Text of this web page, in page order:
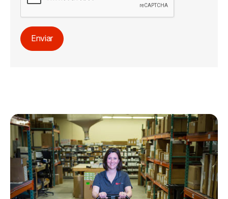
Enviar